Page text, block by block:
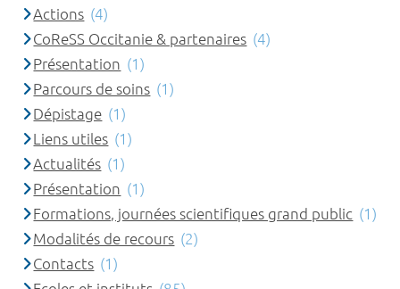
Actions (4)
CoReSS Occitanie & partenaires (4)
Présentation (1)
Parcours de soins (1)
Dépistage (1)
Liens utiles (1)
Actualités (1)
Présentation (1)
Formations, journées scientifiques grand public (1)
Modalités de recours (2)
Contacts (1)